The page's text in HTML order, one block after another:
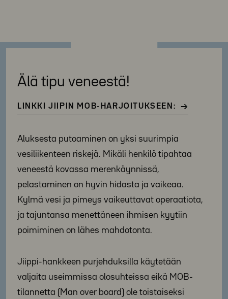
Älä tipu veneestä!
LINKKI JIIPIN MOB-HARJOITUKSEEN:
Aluksesta putoaminen on yksi suurimpia
vesiliikenteen riskejä. Mikäli henkilö tipahtaa
veneestä kovassa merenkäynnissä,
pelastaminen on hyvin hidasta ja vaikeaa.
Kylmä vesi ja pimeys vaikeuttavat operaatiota,
ja tajuntansa menettäneen ihmisen kyytiin
poimiminen on lähes mahdotonta.
Jiippi-hankkeen purjehduksilla käytetään
valjaita useimmissa olosuhteissa eikä MOB-
tilannetta (Man over board) ole toistaiseksi